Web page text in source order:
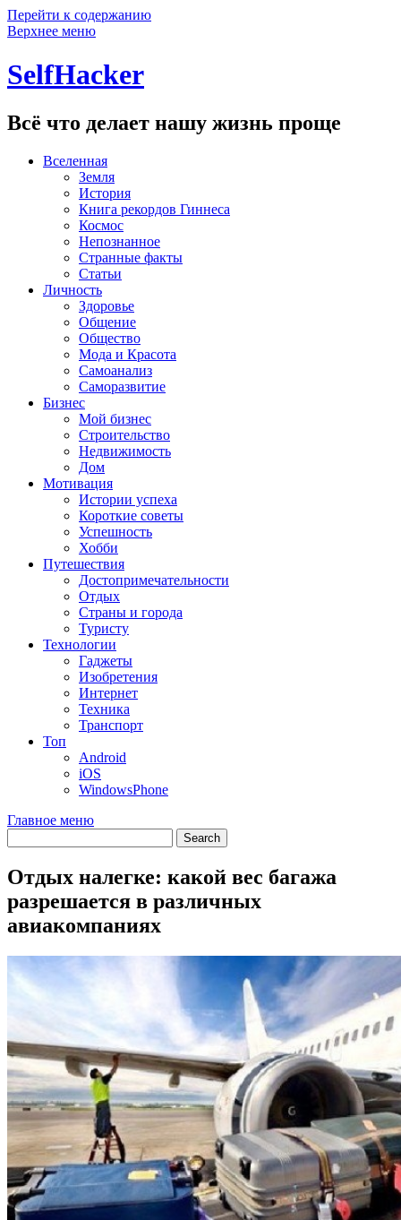
Перейти к содержанию
Верхнее меню
SelfHacker
Всё что делает нашу жизнь проще
Вселенная
Земля
История
Книга рекордов Гиннеса
Космос
Непознанное
Странные факты
Статьи
Личность
Здоровье
Общение
Общество
Мода и Красота
Самоанализ
Саморазвитие
Бизнес
Мой бизнес
Строительство
Недвижимость
Дом
Мотивация
Истории успеха
Короткие советы
Успешность
Хобби
Путешествия
Достопримечательности
Отдых
Страны и города
Туристу
Технологии
Гаджеты
Изобретения
Интернет
Техника
Транспорт
Топ
Android
iOS
WindowsPhone
Главное меню
Отдых налегке: какой вес багажа
разрешается в различных
авиакомпаниях